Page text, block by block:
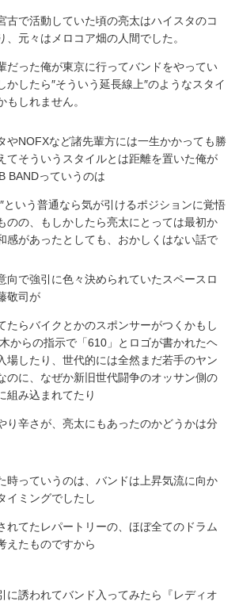
古で活動していた頃の亮太はハイスタのコ
、元々はメロコア畑の人間でした。
だった俺が東京に行ってバンドをやってい
かしたら″そういう延長線上″のようなスタイ
もしれません。
やNOFXなど諸先輩方には一生かかっても勝
てそういうスタイルとは距離を置いた俺が
BANDっていうのは
という普通なら気が引けるポジションに覚悟
のの、もしかしたら亮太にとっては最初か
感があったとしても、おかしくはない話で
向で強引に色々決められていたスペースロ
敬司が
たらバイクとかのスポンサーがつくかもし
からの指示で「610」とロゴが書かれたヘ
場したり、世代的には全然まだ若手のヤン
のに、なぜか新旧世代闘争のオッサン側の
組み込まれてたり
り辛さが、亮太にもあったのかどうかは分
時っていうのは、バンドは上昇気流に向か
イミングでしたし
れてたレパートリーの、ほぼ全てのドラム
えたものですから
に誘われてバンド入ってみたら『レディオ